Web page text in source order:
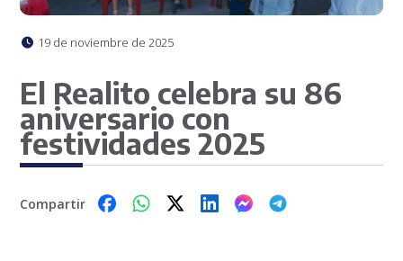
19 de noviembre de 2025
El Realito celebra su 86
aniversario con
festividades 2025
Compartir